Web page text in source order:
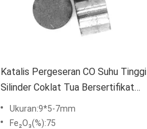
Katalis Pergeseran CO Suhu Tinggi
Silinder Coklat Tua Bersertifikat
ISO9001
Ukuran:9*5-7mm
Fe₂O₃(%):75